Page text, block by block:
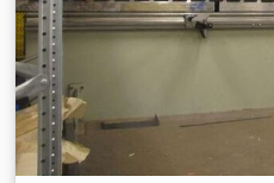
retorno: 1-100 mm/seg
8750 kg Longitud de la mesa:
180 mm Profundidad de
Disponible para demostración
INFORMACIÓN ADICIONAL